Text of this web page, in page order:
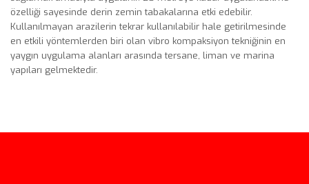
özelliği sayesinde derin zemin tabakalarına etki edebilir.
Kullanılmayan arazilerin tekrar kullanılabilir hale getirilmesinde
en etkili yöntemlerden biri olan vibro kompaksiyon tekniğinin en
yaygın uygulama alanları arasında tersane, liman ve marina
yapıları gelmektedir.